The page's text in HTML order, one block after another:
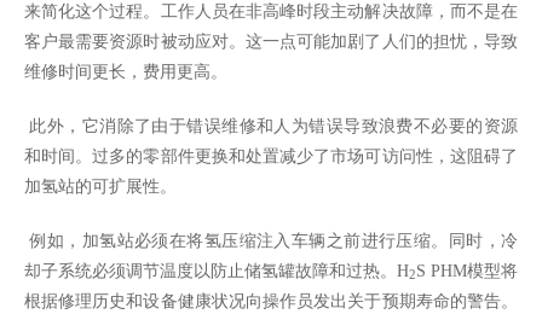
来简化这个过程。工作人员在非高峰时段主动解决故障，而不是在
客户最需要资源时被动应对。这一点可能加剧了人们的担忧，导致
维修时间更长，费用更高。
此外，它消除了由于错误维修和人为错误导致浪费不必要的资源
和时间。过多的零部件更换和处置减少了市场可访问性，这阻碍了
加氢站的可扩展性。
例如，加氢站必须在将氢压缩注入车辆之前进行压缩。同时，冷
却子系统必须调节温度以防止储氢罐故障和过热。 H2S PHM模型将
根据修理历史和设备健康状况向操作员发出关于预期寿命的警告。